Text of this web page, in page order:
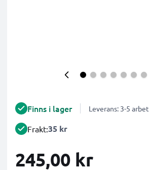
Finns i lager Leverans: 3-5
Frakt:35 kr
245,00 kr